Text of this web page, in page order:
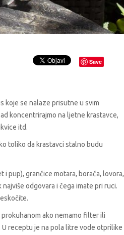
Save
koje se nalaze prisutne u svim
koncentrirajmo na ljetne krastavce,
itd.
toliko da krastavci stalno budu
pup), grančice motara, borača, lovora,
odgovara i čega imate pri ruci.
ako nemamo filter ili
receptu je na pola litre vode otprilike